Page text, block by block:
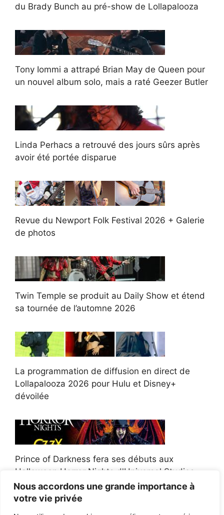
Nous accordons une grande importance à
votre vie privée
du Brady Bunch au pré-show de Lollapalooza
Tony Iommi a attrapé Brian May de Queen pour
un nouvel album solo, mais a raté Geezer Butler
Linda Perhacs a retrouvé des jours sûrs après
avoir été portée disparue
Revue du Newport Folk Festival 2026 + Galerie
de photos
Twin Temple se produit au Daily Show et étend
sa tournée de l’automne 2026
La programmation de diffusion en direct de
Lollapalooza 2026 pour Hulu et Disney+
dévoilée
Prince of Darkness fera ses débuts aux
Halloween Horror Nights d'Universal Studios